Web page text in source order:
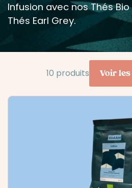
Infusion avec nosThés Bio
Thés Earl Grey.
10 produits Voir